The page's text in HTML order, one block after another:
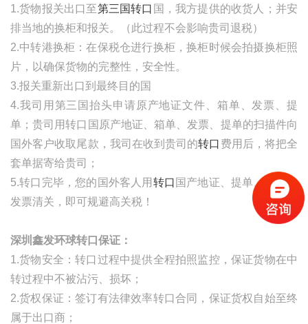
1.货物报关出口至第三国转口 国，我方提供的收货人；并安
排当地的换柜和报关。（此过程不会影响贵司退税）
2.中转港换柜：在保税仓进行换柜，换柜时候会拍摄换柜照
片，以确保货物的完整性，安全性。
3.报关重新出口到最终目的国
4.我司用第三国抬头申请原产地证文件、箱单、发票、提
单；贵司用转口国原产地证、箱单、发票、提单的扫描件向
国外客户收取尾款，我司在收到贵司的转口 费用后，将把全
套单据寄给贵司；
5.转口完毕，您的国外客人用 转口 国产地证、提单、箱单、
发票清关，即可规避高关税！
深圳鑫发环球转口保证：
1.货物安全：转口过程中提供全程拍照监控，保证货物在中
转过程中不被沾污、损坏；
2.货权保证：签订有法律效率转口合同，保证货权自始至终
属于出口商；